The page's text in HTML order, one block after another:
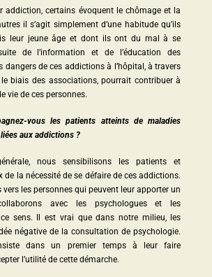
addiction, certains évoquent le chômage et la
il s’agit simplement d’une habitude qu’ils
leur jeune âge et dont ils ont du mal à se
de l’information et de l’éducation des
dangers de ces addictions à l’hôpital, à travers
biais des associations, pourrait contribuer à
vie de ces personnes.
vous les patients atteints de maladies
aux addictions ?
nous sensibilisons les patients et
de la nécessité de se défaire de ces addictions.
vers les personnes qui peuvent leur apporter un
avec les psychologues et les
sens. Il est vrai que dans notre milieu, les
négative de la consultation de psychologie.
dans un premier temps à leur faire
l’utilité de cette démarche.